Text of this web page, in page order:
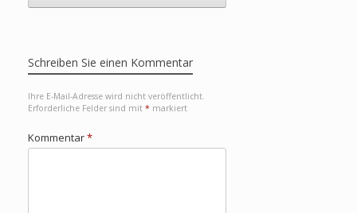
Schreiben Sie einen Kommentar
Ihre E-Mail-Adresse wird nicht veröffentlicht.
Erforderliche Felder sind mit * markiert
Kommentar*